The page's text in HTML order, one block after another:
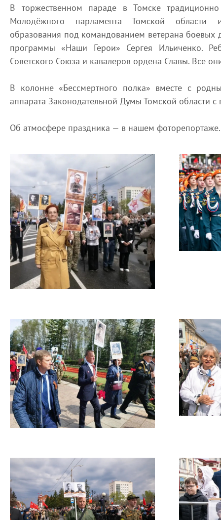
В торжественном параде в Томске
Молодёжного парламента Томской области
образования под командованием ветерана боевых
программы «Наши Герои» Сергея Ильиченко.
Советского Союза и кавалеров ордена Славы. Все
В колонне «Бессмертного полка» вместе с
аппарата Законодательной Думы Томской области с
Об атмосфере праздника — в нашем фоторепортаже.